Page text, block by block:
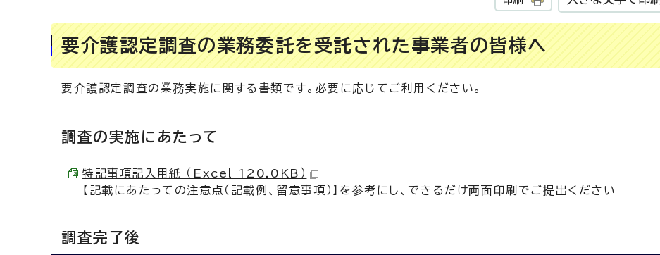
要介護認定調査の業務委託を受託された事業者の皆様へ
要介護認定調査の業務実施に関する書類です。必要に応じてご利用ください。
調査の実施にあたって
特記事項記入用紙 （Excel 120.0KB）
【記載にあたっての注意点（記載例、留意事項）】を参考にし、できるだけ両面印刷でご提出ください
調査完了後